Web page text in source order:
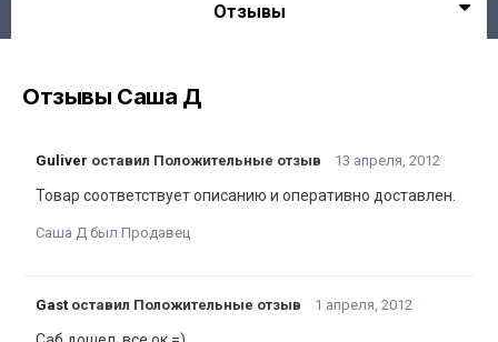
Отзывы
Отзывы Саша Д
Guliver оставил Положительные отзыв 13 апреля, 2012
Товар соответствует описанию и оперативно доставлен.
Саша Д был Продавец
Gast оставил Положительные отзыв 1 апреля, 2012